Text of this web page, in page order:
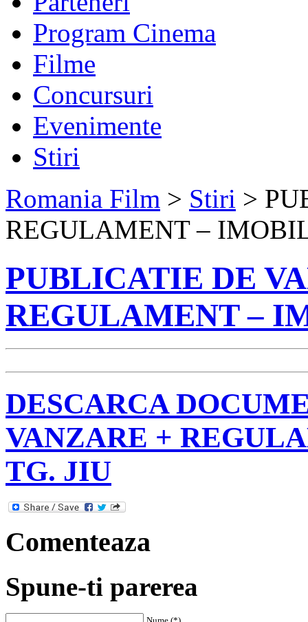
Program Cinema
Filme
Concursuri
Evenimente
Stiri
Romania Film > Stiri >
REGULAMENT –
PUBLICATIE DE
REGULAMENT –
DESCARCA
VANZARE +
TG. JIU
Comenteaza
Spune-ti parerea